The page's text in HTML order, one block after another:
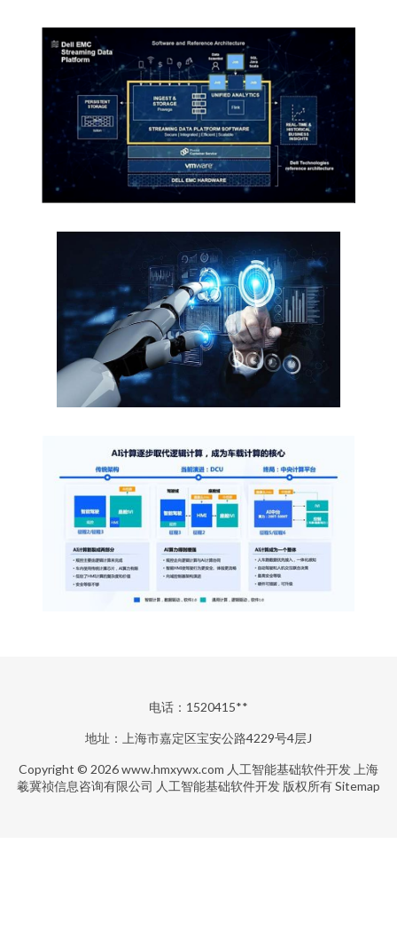
电话：1520415**
地址：上海市嘉定区宝安公路4229号4层J
Copyright © 2026www.hmxywx.com 人工智能基础软件开发 上海
羲冀祯信息咨询有限公司 人工智能基础软件开发 版权所有Sitemap